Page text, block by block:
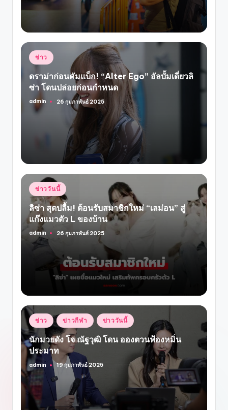
Posted
in
ข่าว
ดราม่าก่อนคัมแบ็ก! “Alter Ego” อัลบั้มเดี่ยวลิ
ซ่า โดนปล่อยก่อนกำหนด
Posted
by
admin 26 กุมภาพันธ์ 2025
Posted
in
ข่าววันนี้
ลิซ่า สุดปลื้ม! ต้อนรับสมาชิกใหม่ “เลม่อน” สู่
แก๊งแมวตัว L ของบ้าน
Posted
by
admin 26 กุมภาพันธ์ 2025
Posted
in
ข่าว ข่าวกีฬา ข่าววันนี้
นักมวยดัง โจ ณัฐวุฒิ โดน อองตวนฟ้องหมิ่น
ประมาท
Posted
by
admin 19 กุมภาพันธ์ 2025